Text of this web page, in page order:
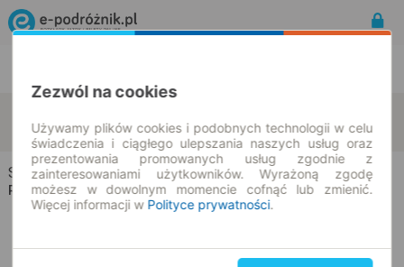
09.08.2026 | -- : --
zmień kryteria
Sępólno Krajeńskie → Radońsk
Rozkład jazdy i bilety
Zezwól na cookies
Używamy plików cookies i podobnych technologii w celu
świadczenia i ciągłego ulepszania naszych usług oraz
prezentowania promowanych usług zgodnie z
zainteresowaniami użytkowników. Wyrażoną zgodę
możesz w dowolnym momencie cofnąć lub zmienić.
Więcej informacji w Polityce prywatności.